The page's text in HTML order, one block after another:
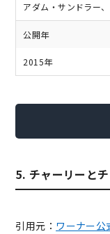
アダム・サンドラー
公開年
2015年
5. チャーリーと
引用元： ワーナー公